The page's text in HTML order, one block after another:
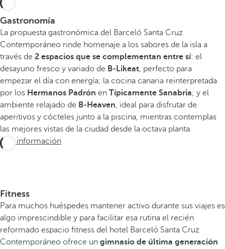
Gastronomía
La propuesta gastronómica del Barceló Santa Cruz
Contemporáneo rinde homenaje a los sabores de la isla a
través de 2 espacios que se complementan entre sí: el
desayuno fresco y variado de B‑Likeat, perfecto para
empezar el día con energía; la cocina canaria reinterpretada
por los Hermanos Padrón en Típicamente Sanabria; y el
ambiente relajado de B‑Heaven, ideal para disfrutar de
aperitivos y cócteles junto a la piscina, mientras contemplas
las mejores vistas de la ciudad desde la octava planta.
Más información
Fitness
Para muchos huéspedes mantener activo durante sus viajes es
algo imprescindible y para facilitar esa rutina el recién
reformado espacio fitness del hotel Barceló Santa Cruz
Contemporáneo ofrece un gimnasio de última generación